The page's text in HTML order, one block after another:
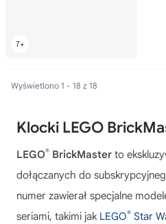
Wyświetlono 1 - 18 z 18
Klocki LEGO
LEGO® BrickMaster to
dołączanych do
numer zawierał specjalne
seriami, takimi jak LEGO® Star